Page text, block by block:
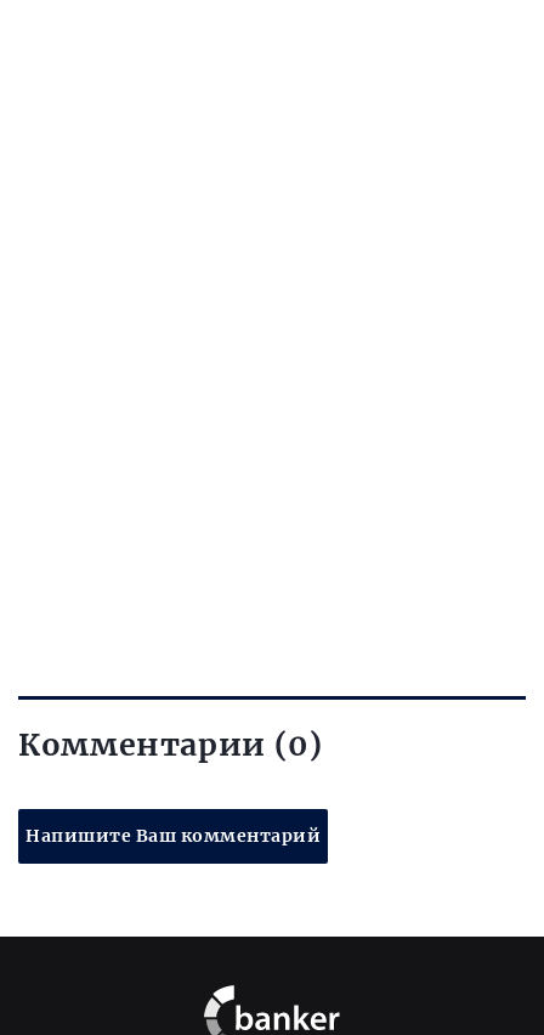
Комментарии (0)
Напишите Ваш комментарий